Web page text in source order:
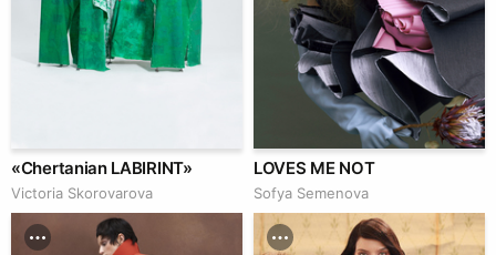
«Chertanian LABIRINT»
Victoria Skorovarova
LOVES ME NOT
Sofya Semenova